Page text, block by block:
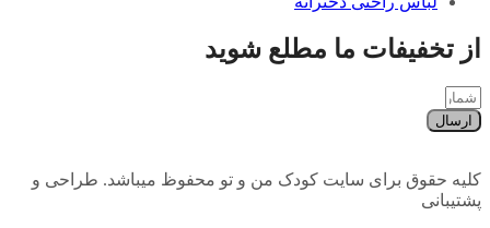
از تخفیفات ما مطلع شوید
ارسال
کلیه حقوق برای سایت کودک من و تو محفوظ میباشد. طراحی و
پشتیبانی